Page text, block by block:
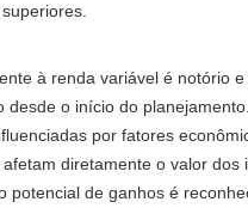
à renda variável é notório
desde o início do
por fatores
diretamente o valor dos
potencial de ganhos é